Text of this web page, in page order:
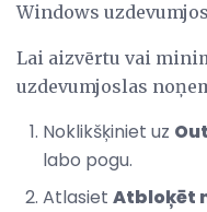
Windows
Lai aizvērtu vai
uzdevumjoslas
Noklikšķiniet uz
labo pogu.
Atlasiet Atbloķēt